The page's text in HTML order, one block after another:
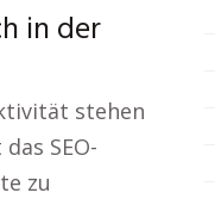
in der
stehen
SEO-
zu